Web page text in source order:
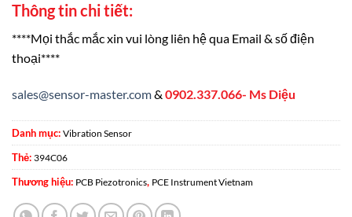
Thông tin chi tiết:
****Mọi thắc mắc xin vui lòng liên hệ qua Email & số điện
thoại****
sales@sensor-master.com& 0902.337.066- Ms Diệu
Danh mục: Vibration Sensor
Thẻ: 394C06
Thương hiệu: PCB Piezotronics, PCE Instrument Vietnam